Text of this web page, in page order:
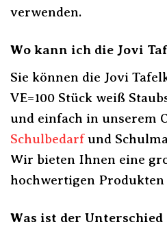
verwenden.
Wo kann ich die Jovi
Sie können die Jovi
VE=100 Stück weiß
und einfach in unserem
Schulbedarfund
Wir bieten Ihnen eine
hochwertigen
Was ist der Unterschied